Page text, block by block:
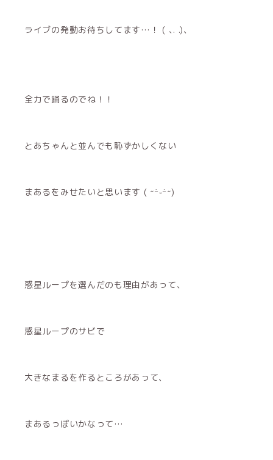
ライブの発動お待ちしてます…！ ( ､. .)、
全力で踊るのでね！！
とあちゃんと並んでも恥ずかしくない
まあるをみせたいと思います ( ˶ｰ̀֊ｰ́˶)
惑星ループを選んだのも理由があって、
惑星ループのサビで
大きなまるを作るところがあって、
まあるっぽいかなって…